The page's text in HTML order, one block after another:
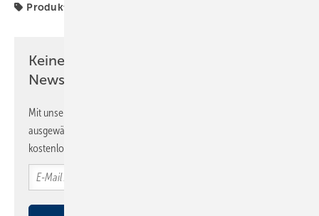
Produkte
Keine Zeit? Kein Problem mit dem SBZ
Newsletter!
Mit unserem Newsletter erhalten Sie regelmäßig von uns
ausgewählte Informationen und Neuigkeiten, gebündelt und
kostenlos direkt ins Postfach.